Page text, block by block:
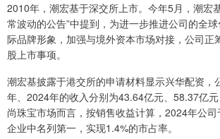
2010年，潮宏基于深交所上市。今年5月，潮宏
常波动的公告”中提到，为进一步推进公司的全
际品牌形象，加强与境外资本市场对接，公司正
股上市事项。
潮宏基披露于港交所的申请材料显示兴华配资，
年、2024年的收入分别为43.64亿元、58.37亿
尚珠宝市场而言，按销售收益计算，2024年公
企业中名列第一，实现1.4%的市占率。